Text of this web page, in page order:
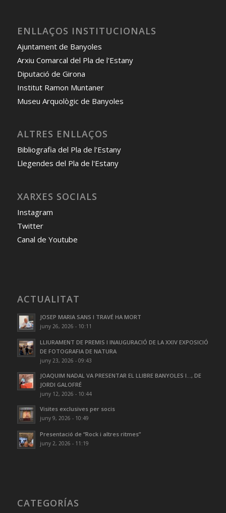
ENLLAÇOS INSTITUCIONALS
Ajuntament de Banyoles
Arxiu Comarcal del Pla de l'Estany
Diputació de Girona
Institut Ramon Muntaner
Museu Arquològic de Banyoles
ALTRES ENLLAÇOS
Bibliografia del Pla de l'Estany
Llegendes del Pla de l'Estany
XARXES SOCIALS
Instagram
Twitter
Canal de Youtube
ACTUALITAT
JOSEP MARIA SANS I TRAVÉ HA MORT
juny 26, 2026 - 10:11
LLIURAMENT DE PREMIS I INAUGURACIÓ DE LA XXIV EXPOSICIÓ
DE FOTOGRAFIA DE NATURA
juny 23, 2026 - 09:43
JOAQUIM NADAL VA PRESENTAR EL LLIBRE BANYOLES I…, DE
JORDI GALOFRÉ
juny 12, 2026 - 10:44
Visites exclusives per socis
juny 9, 2026 - 10:49
Presentació de “Rock i altres ritmes”
juny 2, 2026 - 11:19
CATEGORÍAS